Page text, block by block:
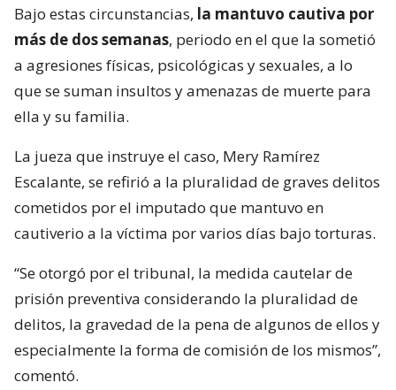
Bajo estas circunstancias, la mantuvo cautiva por
más de dos semanas, periodo en el que la sometió
a agresiones físicas, psicológicas y sexuales, a lo
que se suman insultos y amenazas de muerte para
ella y su familia.
La jueza que instruye el caso, Mery Ramírez
Escalante, se refirió a la pluralidad de graves delitos
cometidos por el imputado que mantuvo en
cautiverio a la víctima por varios días bajo torturas.
“Se otorgó por el tribunal, la medida cautelar de
prisión preventiva considerando la pluralidad de
delitos, la gravedad de la pena de algunos de ellos y
especialmente la forma de comisión de los mismos”,
comentó.